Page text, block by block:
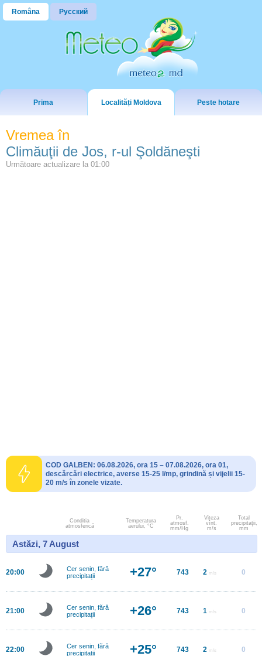
Româna Русский
Prima Localități Moldova Peste hotare
Vremea în
Climăuţii de Jos, r-ul Şoldăneşti
Următoare actualizare la 01:00
COD GALBEN: 06.08.2026, ora 15 – 07.08.2026, ora 01,
descărcări electrice, averse 15-25 l/mp, grindină și vijelii 15-
20 m/s în zonele vizate.
Conditia
atmosferică
Temperatura
aerului, °C
Pr.
atmosf.
mm/Hg
Viteza
vînt.
m/s
Total
precipitații,
mm
Astăzi, 7 August
20:00
Cer senin, fără
precipitații
+27° 743 2 m/s 0
21:00
Cer senin, fără
precipitații
+26° 743 1 m/s 0
22:00
Cer senin, fără
precipitații
+25° 743 2 m/s 0